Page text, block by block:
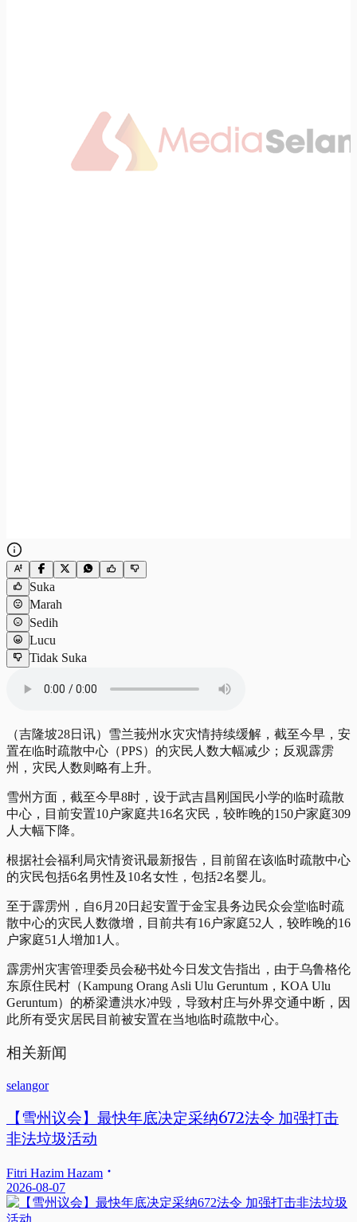
Suka
Marah
Sedih
Lucu
Tidak Suka
（吉隆坡28日讯）雪兰莪州水灾灾情持续缓解，截至今早，安
置在临时疏散中心（PPS）的灾民人数大幅减少；反观霹雳
州，灾民人数则略有上升。
雪州方面，截至今早8时，设于武吉昌刚国民小学的临时疏散
中心，目前安置10户家庭共16名灾民，较昨晚的150户家庭309
人大幅下降。
根据社会福利局灾情资讯最新报告，目前留在该临时疏散中心
的灾民包括6名男性及10名女性，包括2名婴儿。
至于霹雳州，自6月20日起安置于金宝县务边民众会堂临时疏
散中心的灾民人数微增，目前共有16户家庭52人，较昨晚的16
户家庭51人增加1人。
霹雳州灾害管理委员会秘书处今日发文告指出，由于乌鲁格伦
东原住民村（Kampung Orang Asli Ulu Geruntum，KOA Ulu
Geruntum）的桥梁遭洪水冲毁，导致村庄与外界交通中断，因
此所有受灾居民目前被安置在当地临时疏散中心。
相关新闻
selangor
【雪州议会】最快年底决定采纳672法令 加强打击
非法垃圾活动
Fitri Hazim Hazam
2026-08-07